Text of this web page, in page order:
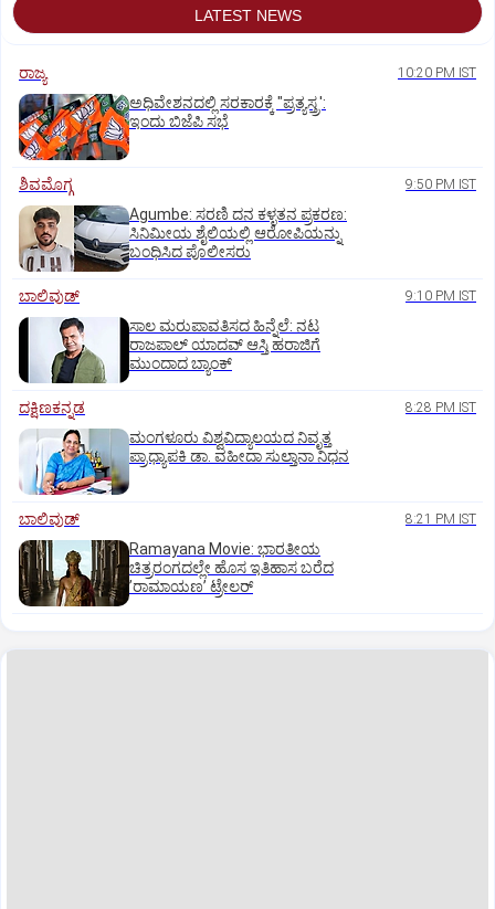
LATEST NEWS
ರಾಜ್ಯ 10:20 PM IST
ಅಧಿವೇಶನದಲ್ಲಿ ಸರಕಾರಕ್ಕೆ "ಪ್ರತ್ಯಸ್ತ್ರ':
ಇಂದು ಬಿಜೆಪಿ ಸಭೆ
ಶಿವಮೊಗ್ಗ 9:50 PM IST
Agumbe: ಸರಣಿ ದನ ಕಳ್ಳತನ ಪ್ರಕರಣ:
ಸಿನಿಮೀಯ ಶೈಲಿಯಲ್ಲಿ ಆರೋಪಿಯನ್ನು
ಬಂಧಿಸಿದ ಪೊಲೀಸರು
ಬಾಲಿವುಡ್‌ 9:10 PM IST
ಸಾಲ ಮರುಪಾವತಿಸದ ಹಿನ್ನೆಲೆ: ನಟ
ರಾಜಪಾಲ್ ಯಾದವ್‌ ಆಸ್ತಿ ಹರಾಜಿಗೆ
ಮುಂದಾದ ಬ್ಯಾಂಕ್
ದಕ್ಷಿಣಕನ್ನಡ 8:28 PM IST
ಮಂಗಳೂರು ವಿಶ್ವವಿದ್ಯಾಲಯದ ನಿವೃತ್ತ
ಪ್ರಾಧ್ಯಾಪಕಿ ಡಾ. ವಹೀದಾ ಸುಲ್ತಾನಾ ನಿಧನ
ಬಾಲಿವುಡ್‌ 8:21 PM IST
Ramayana Movie: ಭಾರತೀಯ
ಚಿತ್ರರಂಗದಲ್ಲೇ ಹೊಸ ಇತಿಹಾಸ ಬರೆದ
ʼರಾಮಾಯಣʼ ಟ್ರೇಲರ್